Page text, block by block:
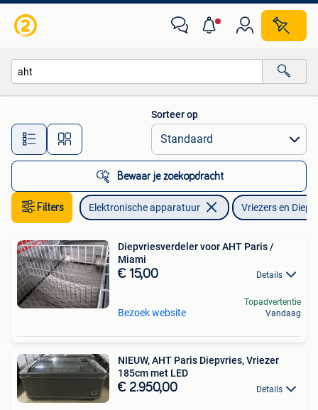
Alle afstanden…
Sorteer op
Bewaar je zoekopdracht
Filters Elektronische apparatuur Vriezers en
Diepvriesverdeler voor AHT Paris /
Miami
€ 15,00 Details
Bezoek website
Topadvertentie
Vandaag
NIEUW, AHT Paris Diepvries, Vriezer
185cm met LED
€ 2.950,00 Details